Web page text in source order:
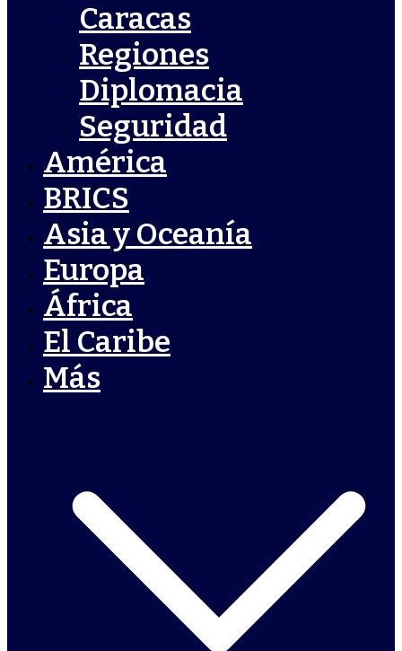
Caracas
Regiones
Diplomacia
Seguridad
América
BRICS
Asia y Oceanía
Europa
África
El Caribe
Más